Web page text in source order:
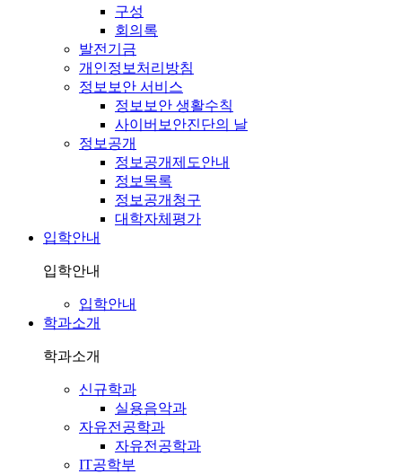
구성
회의록
발전기금
개인정보처리방침
정보보안 서비스
정보보안 생활수칙
사이버보안진단의 날
정보공개
정보공개제도안내
정보목록
정보공개청구
대학자체평가
입학안내
입학안내
입학안내
학과소개
학과소개
신규학과
실용음악과
자유전공학과
자유전공학과
IT공학부